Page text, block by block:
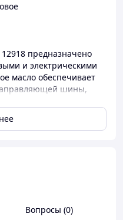
предназначено
и электрическими
масло обеспечивает
шины,
службы. Средство
в широком диапазоне
и гарантирует
даже при
Вопросы (0)